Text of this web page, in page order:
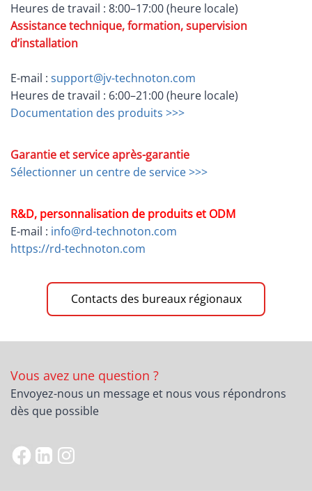
Heures de travail : 8:00–17:00 (heure locale)
Assistance technique, formation, supervision
d’installation
E-mail : support@jv-technoton.com
Heures de travail : 6:00–21:00 (heure locale)
Documentation des produits >>>
Garantie et service après-garantie
Sélectionner un centre de service >>>
R&D, personnalisation de produits et ODM
E-mail : info@rd-technoton.com
https://rd-technoton.com
Contacts des bureaux régionaux
Vous avez une question ?
Envoyez-nous un message et nous vous répondrons
dès que possible